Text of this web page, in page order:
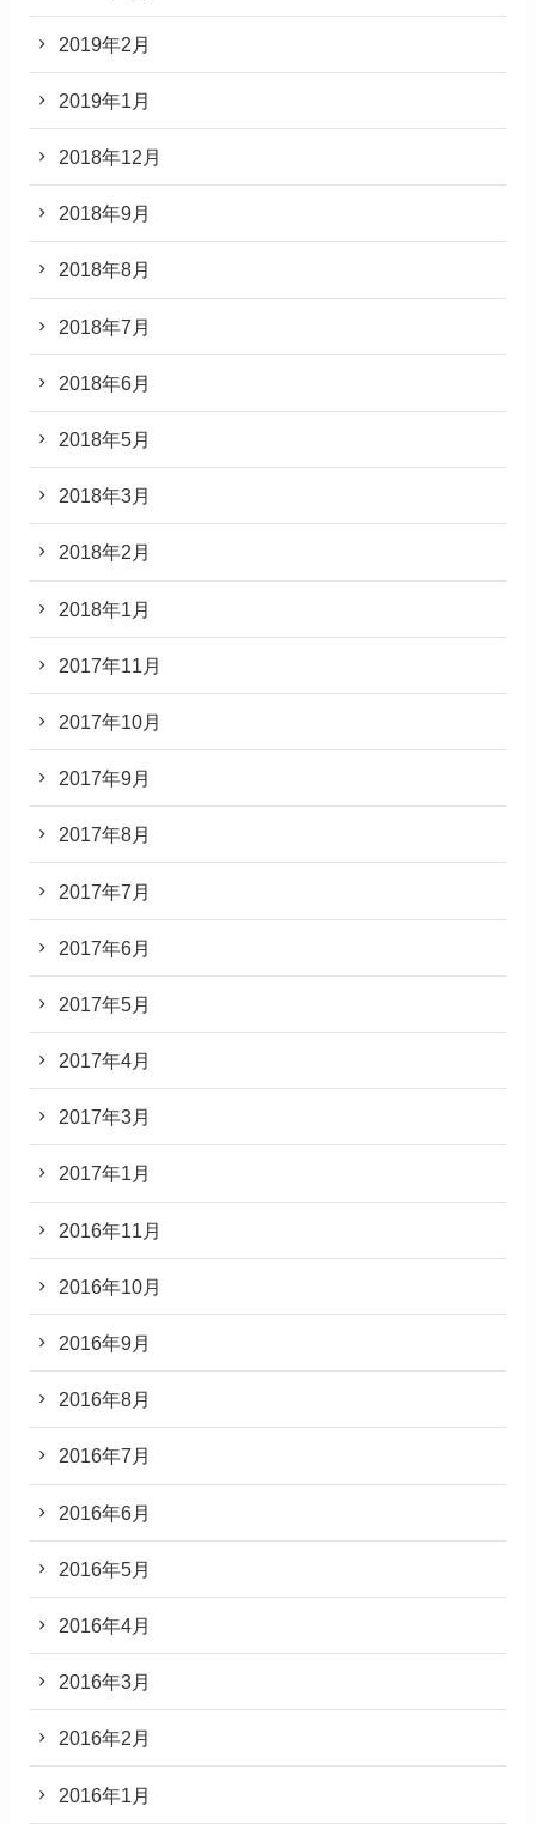
2019年2月
2019年1月
2018年12月
2018年9月
2018年8月
2018年7月
2018年6月
2018年5月
2018年3月
2018年2月
2018年1月
2017年11月
2017年10月
2017年9月
2017年8月
2017年7月
2017年6月
2017年5月
2017年4月
2017年3月
2017年1月
2016年11月
2016年10月
2016年9月
2016年8月
2016年7月
2016年6月
2016年5月
2016年4月
2016年3月
2016年2月
2016年1月